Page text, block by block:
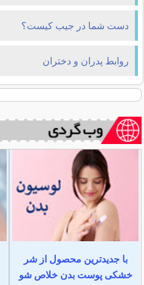
دست شما در جیب کیست؟
روابط پدران و دختران
با جدیدترین محصول از شر
خشکی پوست بدن خلاص شو